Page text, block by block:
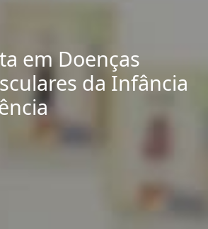
em Doenças
da Infância